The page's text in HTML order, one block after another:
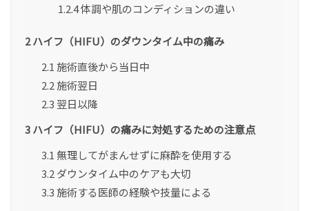
1.2.4体調や肌のコンディションの違い
2ハイフ（HIFU）のダウンタイム中の痛み
2.1 施術直後から当日中
2.2 施術翌日
2.3 翌日以降
3ハイフ（HIFU）の痛みに対処するための注意点
3.1 無理してがまんせずに麻酔を使用する
3.2 ダウンタイム中のケアも大切
3.3 施術する医師の経験や技量による